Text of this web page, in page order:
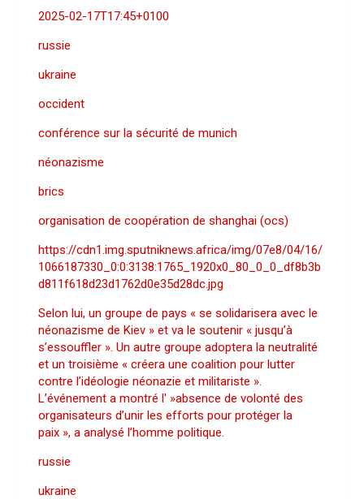
2025-02-17T17:45+0100
russie
ukraine
occident
conférence sur la sécurité de munich
néonazisme
brics
organisation de coopération de shanghai (ocs)
https://cdn1.img.sputniknews.africa/img/07e8/04/16/
1066187330_0:0:3138:1765_1920x0_80_0_0_df8b3b
d811f618d23d1762d0e35d28dc.jpg
Selon lui, un groupe de pays « se solidarisera avec le
néonazisme de Kiev » et va le soutenir « jusqu’à
s’essouffler ». Un autre groupe adoptera la neutralité
et un troisième « créera une coalition pour lutter
contre l’idéologie néonazie et militariste ».
L’événement a montré l' »absence de volonté des
organisateurs d’unir les efforts pour protéger la
paix », a analysé l’homme politique.
russie
ukraine